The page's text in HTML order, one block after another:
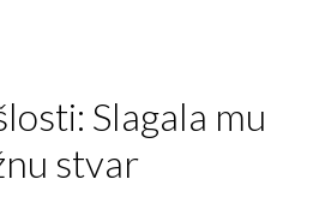
Slagala mu
stvar